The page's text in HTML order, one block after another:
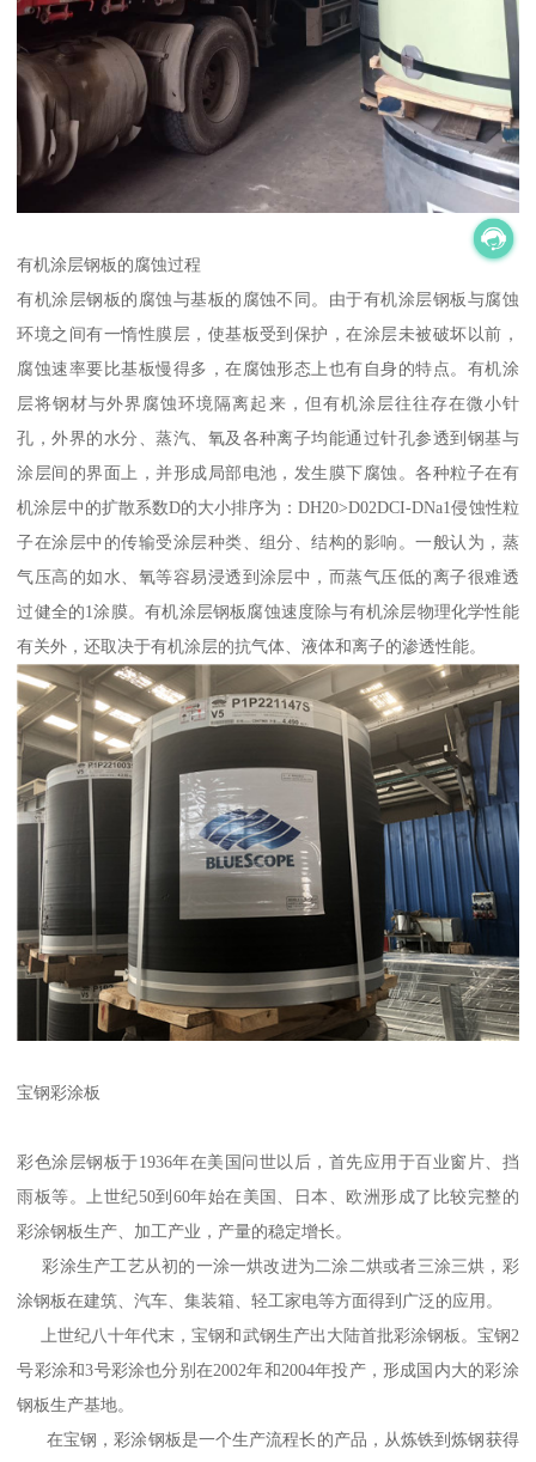
有机涂层钢板的腐蚀过程
有机涂层钢板的腐蚀与基板的腐蚀不同。由于有机涂层钢板与腐蚀
环境之间有一惰性膜层，使基板受到保护，在涂层未被破坏以前，
腐蚀速率要比基板慢得多，在腐蚀形态上也有自身的特点。有机涂
层将钢材与外界腐蚀环境隔离起来，但有机涂层往往存在微小针
孔，外界的水分、蒸汽、氧及各种离子均能通过针孔参透到钢基与
涂层间的界面上，并形成局部电池，发生膜下腐蚀。各种粒子在有
机涂层中的扩散系数D的大小排序为：DH20>D02DCI-DNa1侵蚀性粒
子在涂层中的传输受涂层种类、组分、结构的影响。一般认为，蒸
气压高的如水、氧等容易浸透到涂层中，而蒸气压低的离子很难透
过健全的1涂膜。有机涂层钢板腐蚀速度除与有机涂层物理化学性能
有关外，还取决于有机涂层的抗气体、液体和离子的渗透性能。
宝钢彩涂板
彩色涂层钢板于1936年在美国问世以后，首先应用于百业窗片、挡
雨板等。上世纪50到60年始在美国、日本、欧洲形成了比较完整的
彩涂钢板生产、加工产业，产量的稳定增长。
彩涂生产工艺从初的一涂一烘改进为二涂二烘或者三涂三烘，彩
涂钢板在建筑、汽车、集装箱、轻工家电等方面得到广泛的应用。
上世纪八十年代末，宝钢和武钢生产出大陆首批彩涂钢板。宝钢2
号彩涂和3号彩涂也分别在2002年和2004年投产，形成国内大的彩涂
钢板生产基地。
在宝钢，彩涂钢板是一个生产流程长的产品，从炼铁到炼钢获得